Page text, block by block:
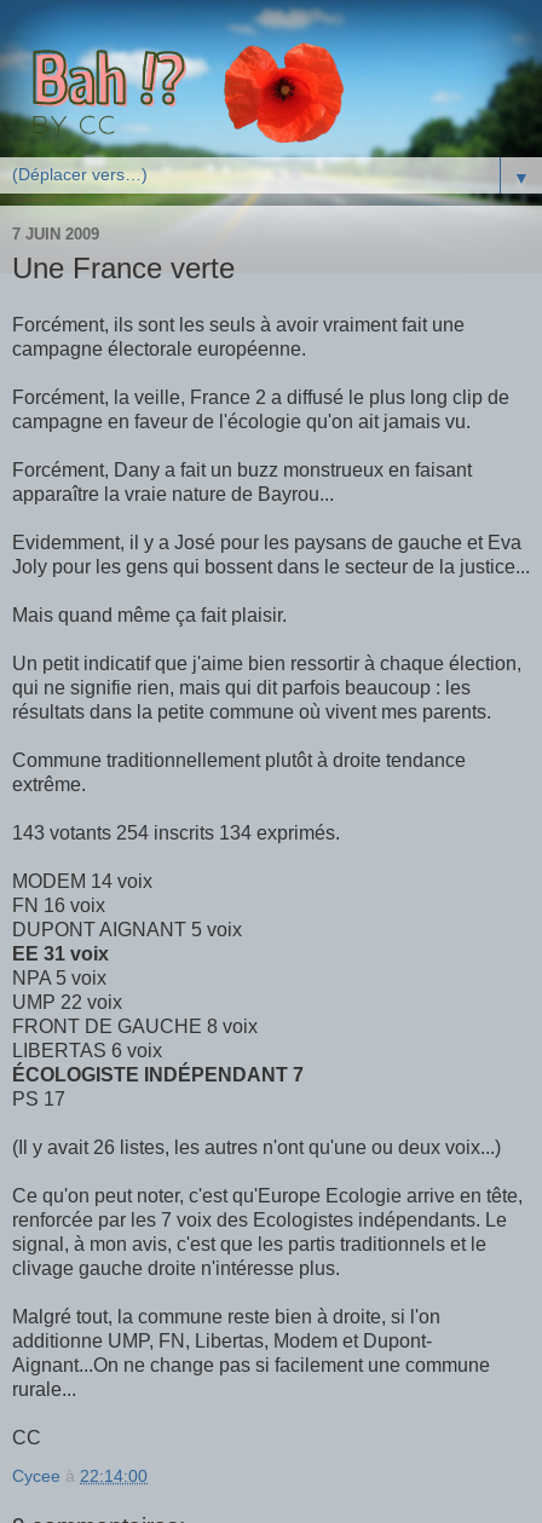
▼
7 JUIN 2009
Une France verte
Forcément, ils sont les seuls à avoir vraiment fait une
campagne électorale européenne.
Forcément, la veille, France 2 a diffusé le plus long clip de
campagne en faveur de l'écologie qu'on ait jamais vu.
Forcément, Dany a fait un buzz monstrueux en faisant
apparaître la vraie nature de Bayrou...
Evidemment, il y a José pour les paysans de gauche et Eva
Joly pour les gens qui bossent dans le secteur de la justice...
Mais quand même ça fait plaisir.
Un petit indicatif que j'aime bien ressortir à chaque élection,
qui ne signifie rien, mais qui dit parfois beaucoup : les
résultats dans la petite commune où vivent mes parents.
Commune traditionnellement plutôt à droite tendance
extrême.
143 votants 254 inscrits 134 exprimés.
MODEM 14 voix
FN 16 voix
DUPONT AIGNANT 5 voix
EE 31 voix
NPA 5 voix
UMP 22 voix
FRONT DE GAUCHE 8 voix
LIBERTAS 6 voix
ÉCOLOGISTE INDÉPENDANT 7
PS 17
(Il y avait 26 listes, les autres n'ont qu'une ou deux voix...)
Ce qu'on peut noter, c'est qu'Europe Ecologie arrive en tête,
renforcée par les 7 voix des Ecologistes indépendants. Le
signal, à mon avis, c'est que les partis traditionnels et le
clivage gauche droite n'intéresse plus.
Malgré tout, la commune reste bien à droite, si l'on
additionne UMP, FN, Libertas, Modem et Dupont-
Aignant...On ne change pas si facilement une commune
rurale...
CC
Cycee à 22:14:00